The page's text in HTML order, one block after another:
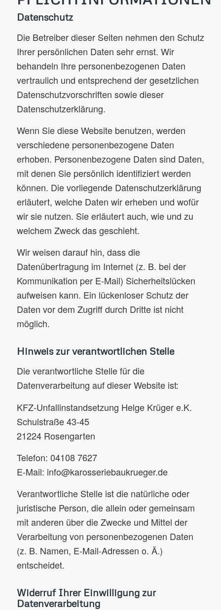
Datenschutz
Die Betreiber dieser Seiten nehmen den Schutz
Ihrer persönlichen Daten sehr ernst. Wir
behandeln Ihre personenbezogenen Daten
vertraulich und entsprechend der gesetzlichen
Datenschutzvorschriften sowie dieser
Datenschutzerklärung.
Wenn Sie diese Website benutzen, werden
verschiedene personenbezogene Daten
erhoben. Personenbezogene Daten sind Daten,
mit denen Sie persönlich identifiziert werden
können. Die vorliegende Datenschutzerklärung
erläutert, welche Daten wir erheben und wofür
wir sie nutzen. Sie erläutert auch, wie und zu
welchem Zweck das geschieht.
Wir weisen darauf hin, dass die
Datenübertragung im Internet (z. B. bei der
Kommunikation per E-Mail) Sicherheitslücken
aufweisen kann. Ein lückenloser Schutz der
Daten vor dem Zugriff durch Dritte ist nicht
möglich.
Hinweis zur verantwortlichen Stelle
Die verantwortliche Stelle für die
Datenverarbeitung auf dieser Website ist:
KFZ-Unfallinstandsetzung Helge Krüger e.K.
Schulstraße 43-45
21224 Rosengarten
Telefon: 04108 7627
E-Mail: info@karosseriebaukrueger.de
Verantwortliche Stelle ist die natürliche oder
juristische Person, die allein oder gemeinsam
mit anderen über die Zwecke und Mittel der
Verarbeitung von personenbezogenen Daten
(z. B. Namen, E-Mail-Adressen o. Ä.)
entscheidet.
Widerruf Ihrer Einwilligung zur
Datenverarbeitung